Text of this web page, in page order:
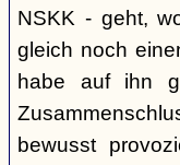
NSKK - geht,
gleich noch
habe auf ihn
bewusst